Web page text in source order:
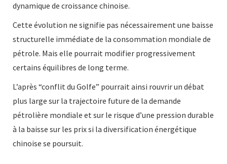
dynamique de croissance chinoise.
Cette évolution ne signifie pas nécessairement une baisse
structurelle immédiate de la consommation mondiale de
pétrole. Mais elle pourrait modifier progressivement
certains équilibres de long terme.
L’après “conflit du Golfe” pourrait ainsi rouvrir un débat
plus large sur la trajectoire future de la demande
pétrolière mondiale et sur le risque d’une pression durable
à la baisse sur les prix si la diversification énergétique
chinoise se poursuit.